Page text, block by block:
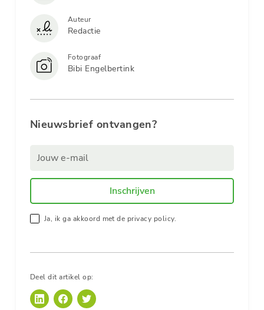
Auteur
Redactie
Fotograaf
Bibi Engelbertink
Nieuwsbrief ontvangen?
Ja, ik ga akkoord met de privacy policy.
Deel dit artikel op: